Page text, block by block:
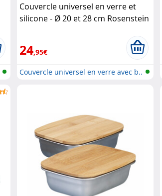
Couvercle universel en verre et
silicone - Ø 20 et 28 cm Rosenstein
24,95€
Couvercle universel en verre avec b..